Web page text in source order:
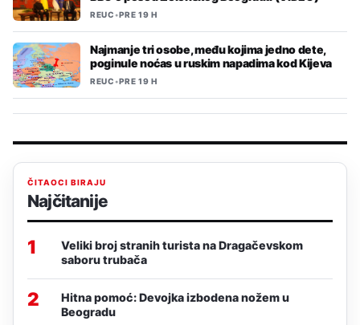
REUC•PRE 19 H
Najmanje tri osobe, među kojima jedno dete,
poginule noćas u ruskim napadima kod Kijeva
REUC•PRE 19 H
ČITAOCI BIRAJU
Najčitanije
1
Veliki broj stranih turista na Dragačevskom
saboru trubača
2
Hitna pomoć: Devojka izbodena nožem u
Beogradu